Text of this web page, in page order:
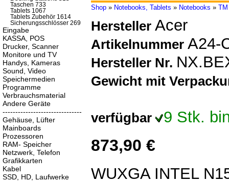
Shop » Notebooks, Tablets » Notebooks »
Hersteller Acer
Artikelnummer A24-
Hersteller Nr.
Gewicht mit
verfügbar 9 Stk.
873,90 €
WUXGA INTEL
Taschen 733
Tablets 1067
Tablets Zubehör 1614
Sicherungsschlösser 269
Eingabe
KASSA, POS
Drucker, Scanner
Monitore und TV
Handys, Kameras
Sound, Video
Speichermedien
Programme
Verbrauchsmaterial
Andere Geräte
-------------------------------
Gehäuse, Lüfter
Mainboards
Prozessoren
RAM- Speicher
Netzwerk, Telefon
Grafikkarten
Kabel
SSD, HD, Laufwerke